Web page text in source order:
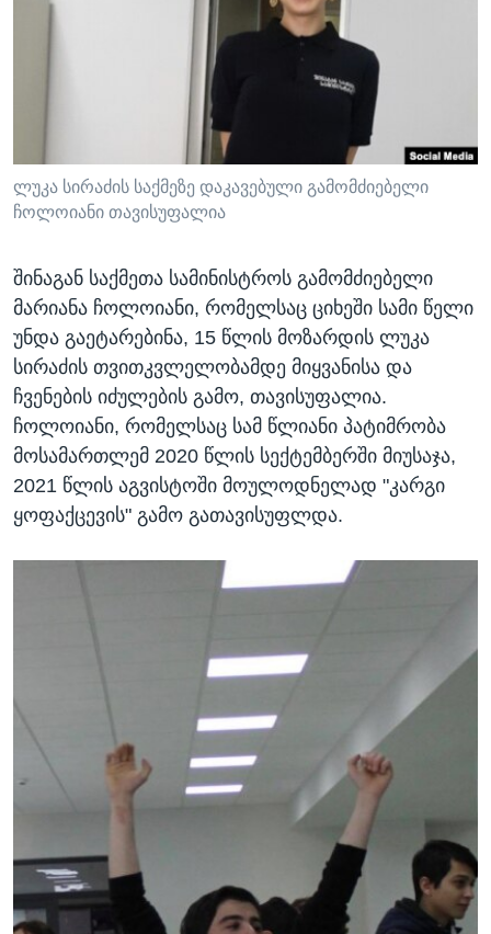
ᲙᲣᲚᲢᲣᲠᲐ
ᲒᲐᲚᲘᲚᲔᲝ
ენები
ლუკა სირაძის საქმეზე დაკავებული გამომძიებელი
ჩოლოიანი თავისუფალია
შინაგან საქმეთა სამინისტროს გამომძიებელი
მარიანა ჩოლოიანი, რომელსაც ციხეში სამი წელი
უნდა გაეტარებინა, 15 წლის მოზარდის ლუკა
სირაძის თვითკვლელობამდე მიყვანისა და
ჩვენების იძულების გამო, თავისუფალია.
ჩოლოიანი, რომელსაც სამ წლიანი პატიმრობა
მოსამართლემ 2020 წლის სექტემბერში მიუსაჯა,
2021 წლის აგვისტოში მოულოდნელად "კარგი
ყოფაქცევის" გამო გათავისუფლდა.